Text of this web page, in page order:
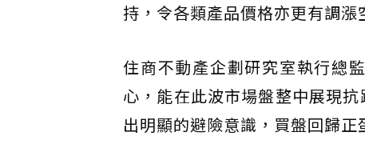
持，令各類產品價格亦更有調漲
住商不動產企劃研究室執行總
心，能在此波市場盤整中展現
出明顯的避險意識，買盤回歸正